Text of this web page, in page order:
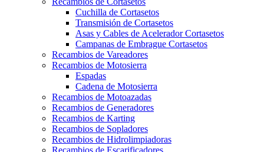
Cuchilla de Cortasetos
Transmisión de Cortasetos
Asas y Cables de Acelerador Cortasetos
Campanas de Embrague Cortasetos
Recambios de Vareadores
Recambios de Motosierra
Espadas
Cadena de Motosierra
Recambios de Motoazadas
Recambios de Generadores
Recambios de Karting
Recambios de Sopladores
Recambios de Hidrolimpiadoras
Recambios de Escarificadores